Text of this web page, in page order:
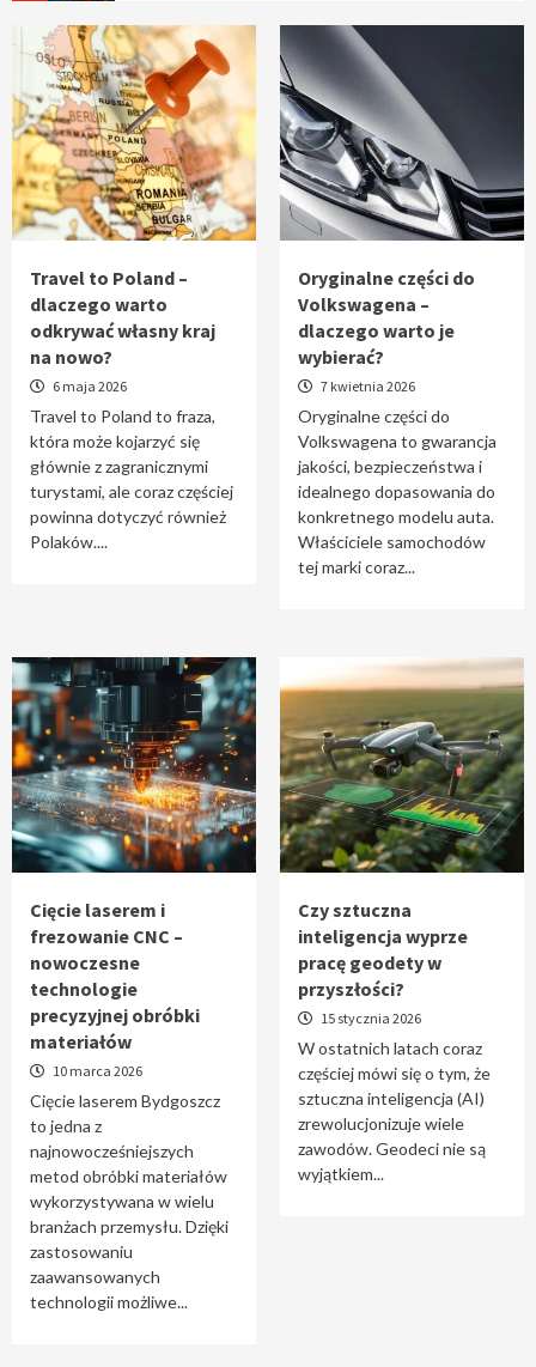
4
Czy sztuczna inteligencja wyprze pracę
geodety w przyszłości?
5
Tworzenie aplikacji internetowych – jak
powstają nowoczesne rozwiązania cyfrowe
1
Travel to Poland – dlaczego warto odkrywać
własny kraj na nowo?
2
Oryginalne części do Volkswagena –
dlaczego warto je wybierać?
Cięcie laserem i frezowanie CNC –
4
Czy sztuczna inteligencja wyprze pracę
geodety w przyszłości?
5
Tworzenie aplikacji internetowych – jak
powstają nowoczesne rozwiązania cyfrowe
Travel to Poland –
dlaczego warto
odkrywać własny kraj
na nowo?
6 maja 2026
Travel to Poland to fraza,
która może kojarzyć się
głównie z zagranicznymi
turystami, ale coraz częściej
powinna dotyczyć również
Polaków....
Oryginalne części do
Volkswagena –
dlaczego warto je
wybierać?
7 kwietnia 2026
Oryginalne części do
Volkswagena to gwarancja
jakości, bezpieczeństwa i
idealnego dopasowania do
konkretnego modelu auta.
Właściciele samochodów
tej marki coraz...
Cięcie laserem i
frezowanie CNC –
nowoczesne
technologie
precyzyjnej obróbki
materiałów
10 marca 2026
Cięcie laserem Bydgoszcz
to jedna z
najnowocześniejszych
metod obróbki materiałów
wykorzystywana w wielu
branżach przemysłu. Dzięki
zastosowaniu
zaawansowanych
technologii możliwe...
Czy sztuczna
inteligencja wyprze
pracę geodety w
przyszłości?
15 stycznia 2026
W ostatnich latach coraz
częściej mówi się o tym, że
sztuczna inteligencja (AI)
zrewolucjonizuje wiele
zawodów. Geodeci nie są
wyjątkiem...